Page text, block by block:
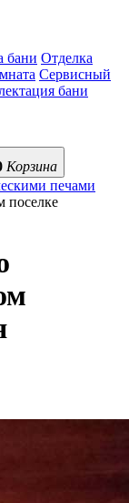
бани Отделка
Сервисный
бани
Корзина
печами
поселке